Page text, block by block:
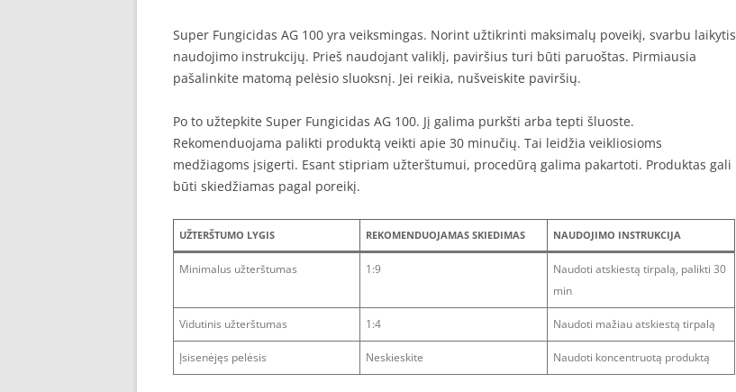
Super Fungicidas AG 100 yra veiksmingas. Norint užtikrinti maksimalų poveikį, svarbu laikytis
naudojimo instrukcijų. Prieš naudojant valiklį, paviršius turi būti paruoštas. Pirmiausia
pašalinkite matomą pelėsio sluoksnį. Jei reikia, nušveiskite paviršių.
Po to užtepkite Super Fungicidas AG 100. Jį galima purkšti arba tepti šluoste.
Rekomenduojama palikti produktą veikti apie 30 minučių. Tai leidžia veikliosioms
medžiagoms įsigerti. Esant stipriam užterštumui, procedūrą galima pakartoti. Produktas gali
būti skiedžiamas pagal poreikį.
UŽTERŠTUMO LYGIS REKOMENDUOJAMAS SKIEDIMAS NAUDOJIMO INSTRUKCIJA
Minimalus užterštumas 1:9
Naudoti atskiestą tirpalą, palikti 30
min
Vidutinis užterštumas 1:4 Naudoti mažiau atskiestą tirpalą
Įsisenėjęs pelėsis Neskieskite Naudoti koncentruotą produktą